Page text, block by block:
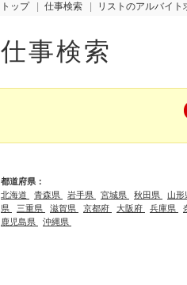
トップ 仕事検索 リスト
仕事検索
都道府県：
北海道
青森県 岩手県 宮城県 秋田県 山形
県
三重県 滋賀県 京都府 大阪府 兵庫県
鹿児島県
沖縄県